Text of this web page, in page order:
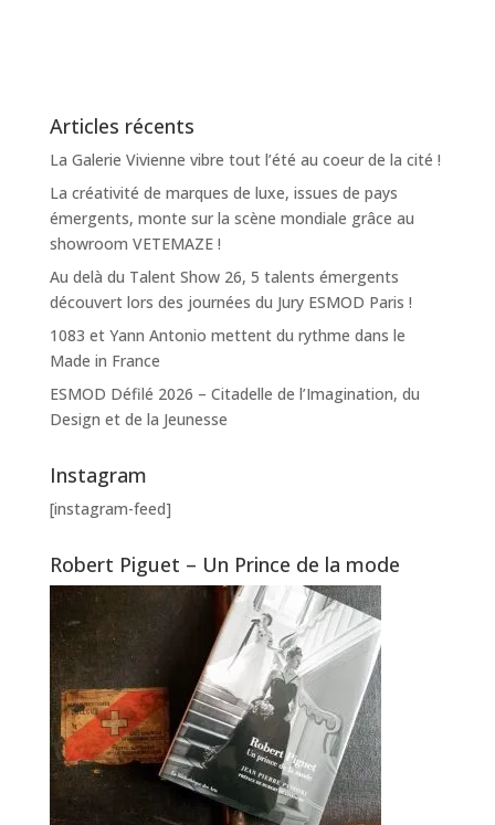
Articles récents
La Galerie Vivienne vibre tout l’été au coeur de la cité !
La créativité de marques de luxe, issues de pays
émergents, monte sur la scène mondiale grâce au
showroom VETEMAZE !
Au delà du Talent Show 26, 5 talents émergents
découvert lors des journées du Jury ESMOD Paris !
1083 et Yann Antonio mettent du rythme dans le
Made in France
ESMOD Défilé 2026 – Citadelle de l’Imagination, du
Design et de la Jeunesse
Instagram
[instagram-feed]
Robert Piguet – Un Prince de la mode